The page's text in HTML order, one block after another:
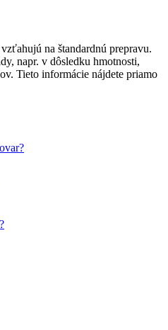
na štandardnú prepravu.
napr. v dôsledku hmotnosti,
Tieto informácie nájdete priamo